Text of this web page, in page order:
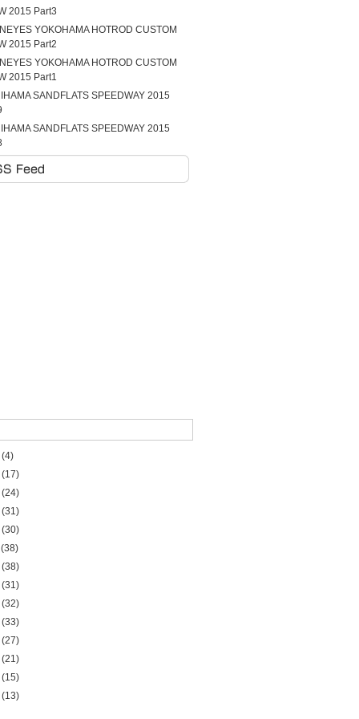
2015 Part3
YOKOHAMA HOTROD CUSTOM
2015 Part2
YOKOHAMA HOTROD CUSTOM
2015 Part1
SANDFLATS SPEEDWAY 2015
SANDFLATS SPEEDWAY 2015